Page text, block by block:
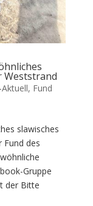
Weststrand
, Fund
slawisches
Fund des
Gruppe
der Bitte